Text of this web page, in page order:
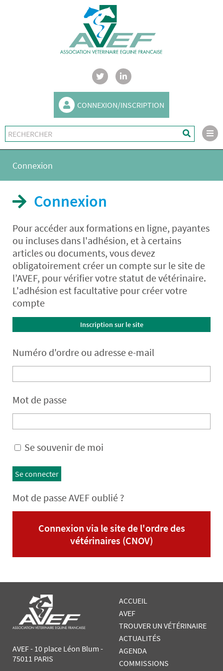
CONNEXION/INSCRIPTION
Connexion
Connexion
Pour accéder aux formations en ligne, payantes
ou incluses dans l'adhésion, et à certains
articles ou documents, vous devez
obligatoirement créer un compte sur le site de
l’AVEF, pour vérifier votre statut de vétérinaire.
L'adhésion est facultative pour créer votre
compte
Inscription sur le site
Numéro d'ordre ou adresse e-mail
Mot de passe
Se souvenir de moi
Se connecter
Mot de passe AVEF oublié ?
Connexion via le site de l'ordre des
vétérinaires (CNOV)
AVEF - 10 place Léon Blum -
75011 PARIS
ACCUEIL
AVEF
TROUVER UN VÉTÉRINAIRE
ACTUALITÉS
AGENDA
COMMISSIONS